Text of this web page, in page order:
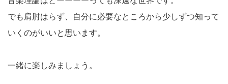
でも肩肘はらず、自分に必要なところから少しずつ知って
いくのがいいと思います。
一緒に楽しみましょう。